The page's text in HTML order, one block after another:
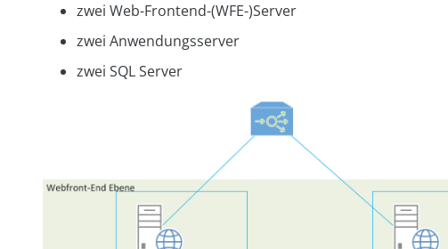
zwei Web-Frontend-(WFE-)Server
zwei Anwendungsserver
zwei SQL Server